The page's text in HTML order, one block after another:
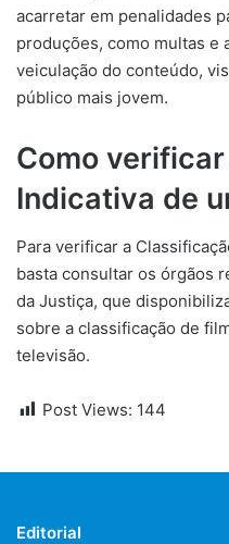
acarretar em penalidades
produções, como multas e
veiculação do conteúdo,
público mais jovem.
Como
Indicativa de
Para verificar a
basta consultar os órgãos
da Justiça, que
sobre a classificação de
televisão.
Post Views: 144
Editorial